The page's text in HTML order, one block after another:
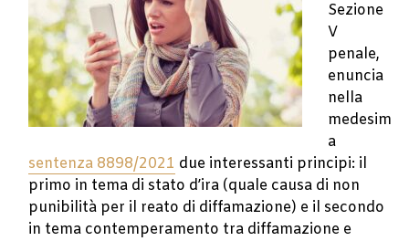
Sezione
V
penale,
enuncia
nella
medesim
a
sentenza 8898/2021 due interessanti principi: il
primo in tema di stato d’ira (quale causa di non
punibilità per il reato di diffamazione) e il secondo
in tema contemperamento tra diffamazione e